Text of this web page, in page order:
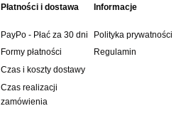
Płatności i dostawa
PayPo - Płać za 30 dni
Formy płatności
Czas i koszty dostawy
Czas realizacji
zamówienia
Informacje
Polityka prywatności
Regulamin